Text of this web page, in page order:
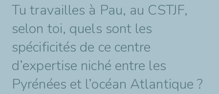
Tu travailles à Pau, au CSTJF,
selon toi, quels sont les
spécificités de ce centre
d’expertise niché entre les
Pyrénées et l’océan Atlantique ?